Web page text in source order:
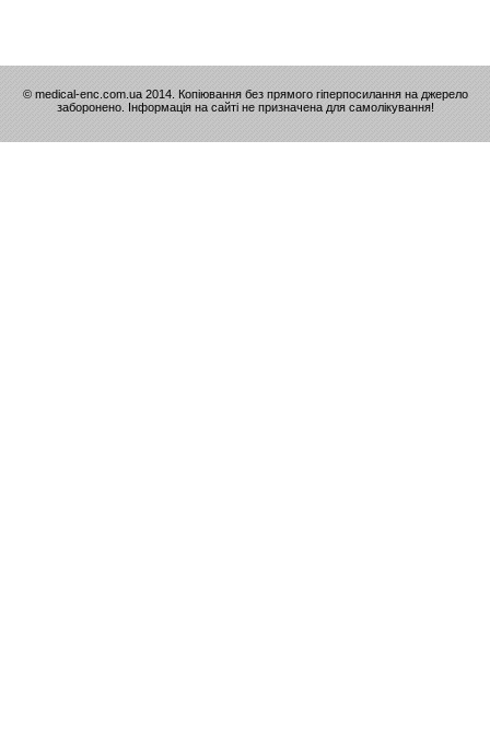
© medical-enc.com.ua 2014. Копіювання без прямого гіперпосилання на джерело
заборонено. Інформація на сайті не призначена для самолікування!